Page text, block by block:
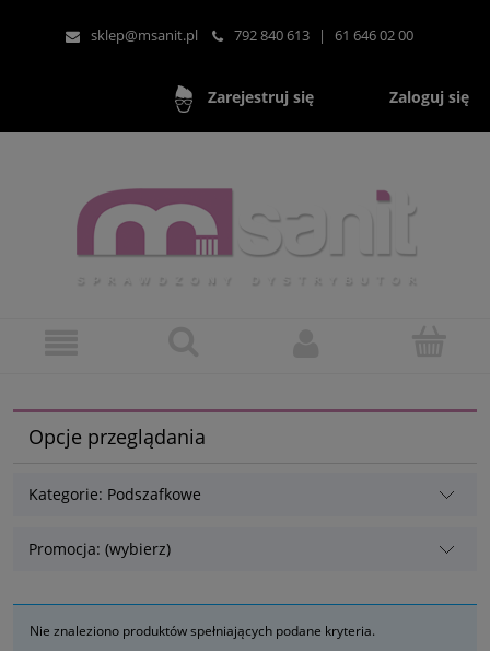
sklep@msanit.pl 792 840 613 | 61 646 02 00
Zarejestruj się Zaloguj się
Opcje przeglądania
Kategorie: Podszafkowe
Promocja: (wybierz)
Nie znaleziono produktów spełniających podane kryteria.